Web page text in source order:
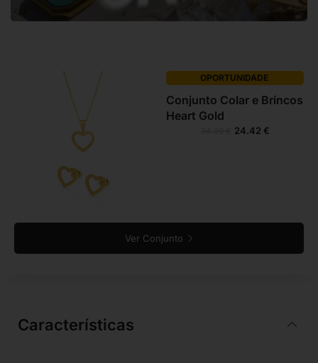
OPORTUNIDADE
Conjunto Colar e Brincos
Heart Gold
24.42 €
Ver Conjunto
Características